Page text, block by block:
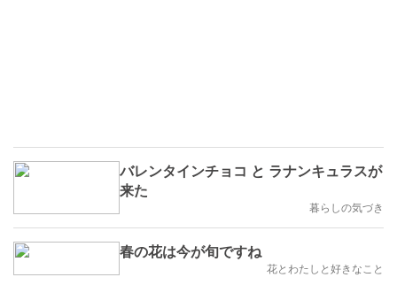
バレンタインチョコ と ラナンキュラスが
来た
暮らしの気づき
春の花は今が旬ですね
花とわたしと好きなこと